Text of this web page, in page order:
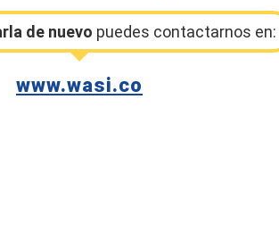
de nuevo puedes contactarnos en:
www.wasi.co